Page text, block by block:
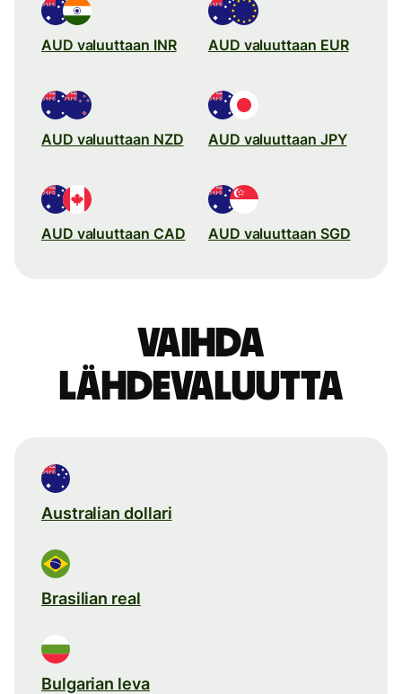
AUD valuuttaan INR AUD valuuttaan EUR
AUD valuuttaan NZD AUD valuuttaan JPY
AUD valuuttaan CAD AUD valuuttaan SGD
Vaihda
lähdevaluutta
Australian dollari
Brasilian real
Bulgarian leva